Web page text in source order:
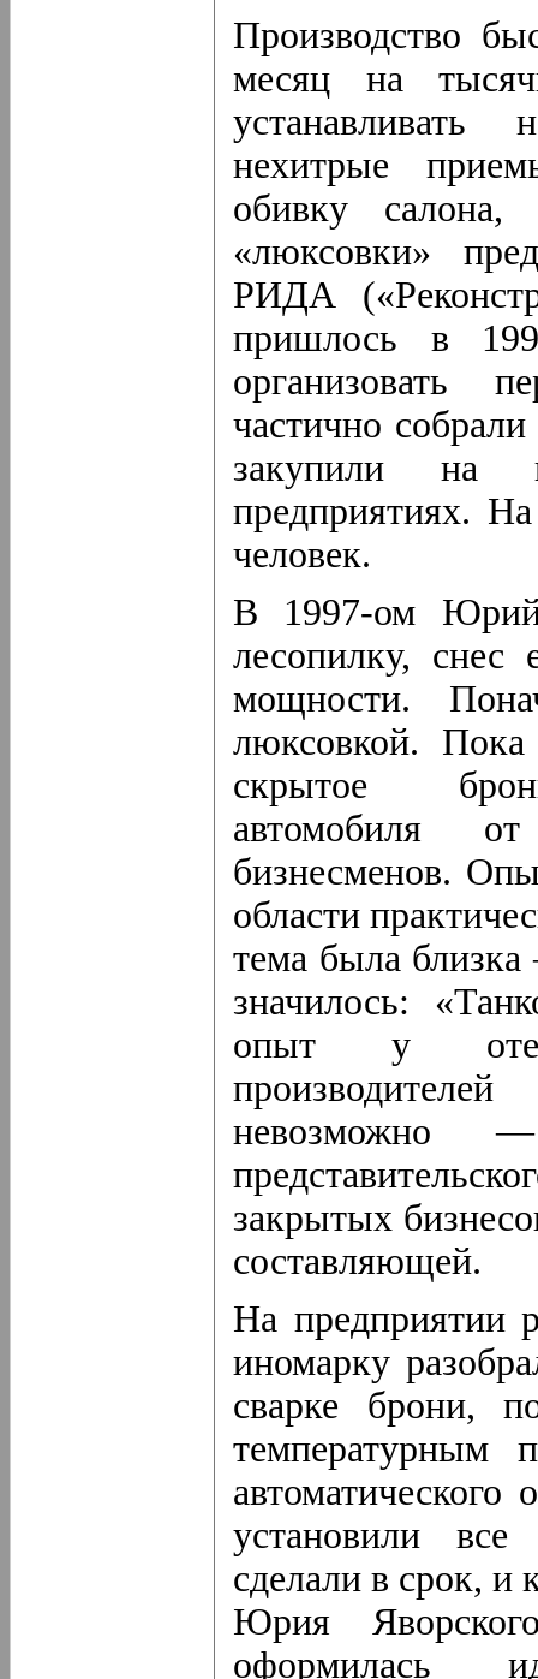
Производство
месяц на
нехитрые
обивку салона,
«люксовки»
РИДА
пришлось в
организовать
частично
закупили на
предприятиях.
человек.
В 1997-ом Юрий
лесопилку, снес
мощности.
люксовкой.
скрытое
автомобиля
бизнесменов.
области
тема была
значилось:
опыт у
невозможно —
закрытых
составляющей.
На предприятии
иномарку
сварке брони,
температурным
установили
сделали в срок, и
Юрия
оформилась